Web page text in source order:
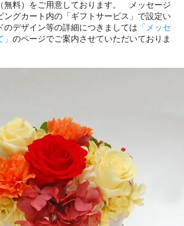
無料）をご用意しております。 メッセージ
ングカート内の「ギフトサービス」で設定い
のデザイン等の詳細につきましては 「メッセ
のページでご案内させていただいておりま